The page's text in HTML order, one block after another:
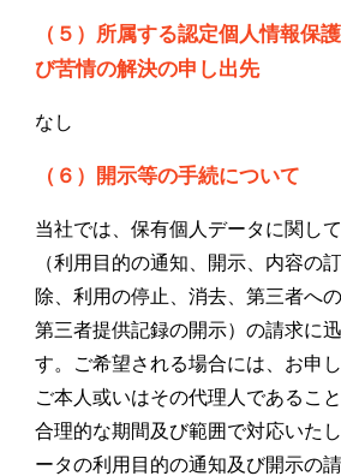
（５）所属する認定個人情報保
び苦情の解決の申し出先
なし
（６）開示等の手続について
当社では、保有個人データに関し
（利用目的の通知、開示、内容の
除、利用の停止、消去、第三者へ
第三者提供記録の開示）の請求に
す。ご希望される場合には、お申
ご本人或いはその代理人であるこ
合理的な期間及び範囲で対応いた
ータの利用目的の通知及び開示の